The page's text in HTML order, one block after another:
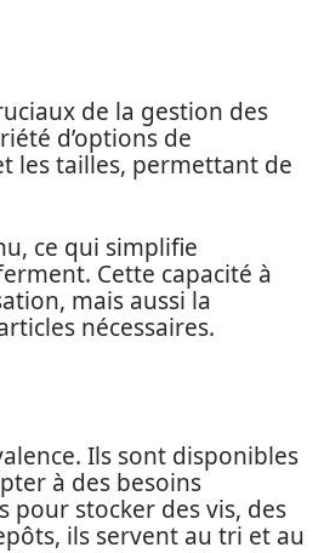
de la gestion des
d’options de
les tailles, permettant de
ce qui simplifie
Cette capacité à
mais aussi la
nécessaires.
Ils sont disponibles
à des besoins
pour stocker des vis, des
ils servent au tri et au